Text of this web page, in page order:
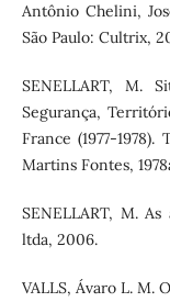
Antônio Chelini,
São Paulo: Cultrix,
SENELLART, M.
Segurança,
France (1977-
Martins Fontes,
SENELLART, M.
ltda, 2006.
VALLS, Ávaro L. M.